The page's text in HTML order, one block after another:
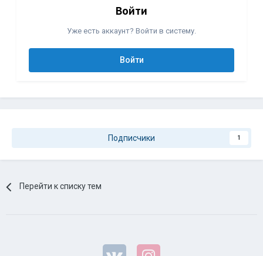
Войти
Уже есть аккаунт? Войти в систему.
Войти
Подписчики 1
Перейти к списку тем